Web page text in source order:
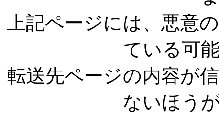
上記ページには、悪意
ている可
転送先ページの内容が
ないほう